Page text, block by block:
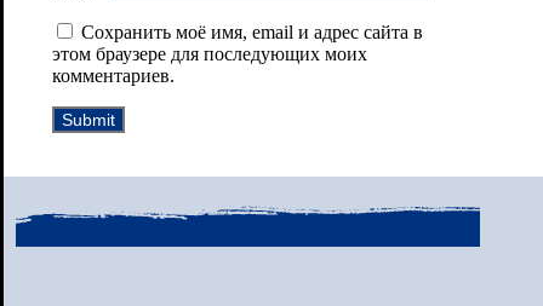
Сохранить моё имя, email и адрес сайта в
этом браузере для последующих моих
комментариев.